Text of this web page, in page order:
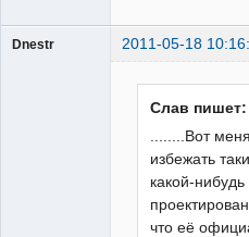
Dnestr 2011-05-18
Слав пишет:
........Вот
избежать
какой-
что её